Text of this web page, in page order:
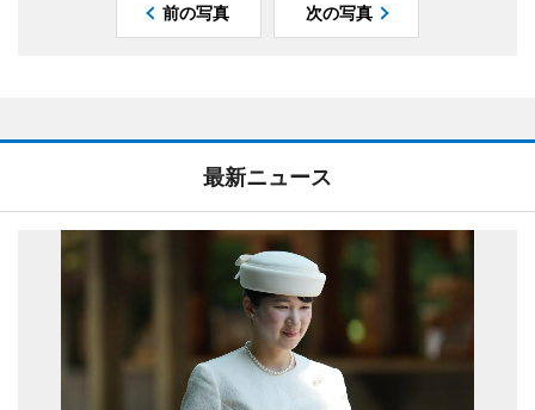
前の写真 次の写真
最新ニュース